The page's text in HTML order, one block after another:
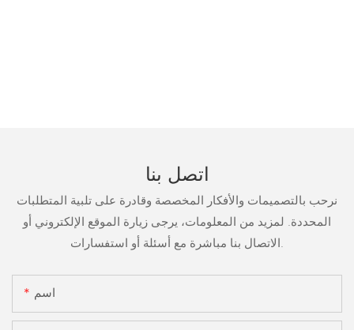
اتصل بنا
نرحب بالتصميمات والأفكار المخصصة وقادرة على تلبية المتطلبات
المحددة. لمزيد من المعلومات، يرجى زيارة الموقع الإلكتروني أو
اسم